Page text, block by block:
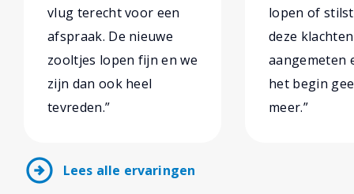
vlug terecht voor een
afspraak. De nieuwe
zooltjes lopen fijn en we
zijn dan ook heel
tevreden.”
lopen of
deze
aangemeten
het begin
meer.”
arrow_circle_right Lees alle ervaringen